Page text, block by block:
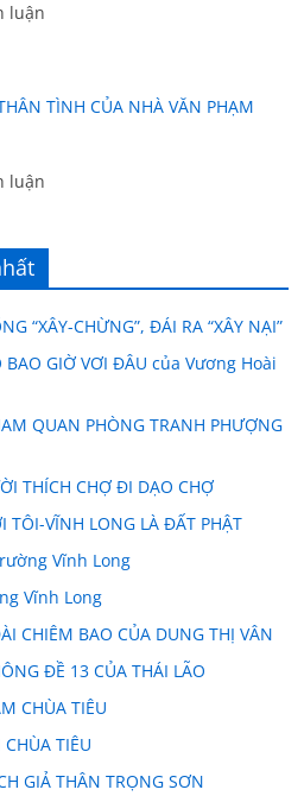
luận
TÌNH CỦA NHÀ VĂN PHẠM
luận
“XÂY-CHỪNG”, ĐÁI RA “XÂY NẠI”
BAO GIỜ VƠI ĐÂU của Vương Hoài
QUAN PHÒNG TRANH PHƯỢNG
THÍCH CHỢ ĐI DẠO CHỢ
TÔI-VĨNH LONG LÀ ĐẤT PHẬT
Vĩnh Long
Vĩnh Long
CHIÊM BAO CỦA DUNG THỊ VÂN
ĐỀ 13 CỦA THÁI LÃO
CHÙA TIÊU
TIÊU
GIẢ THÂN TRỌNG SƠN